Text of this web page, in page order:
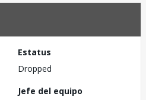
Estatus
Dropped
Jefe del equipo